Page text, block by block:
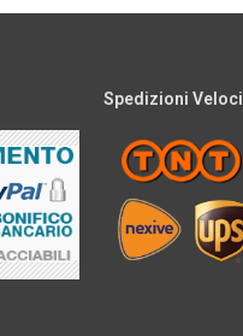
Spedizioni Veloci